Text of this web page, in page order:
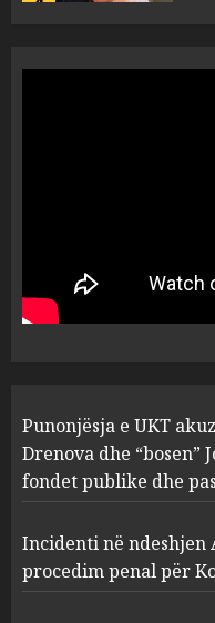
1
2
Punonjësja e UKT
Drenova dhe “bosen”
fondet publike dhe
Incidenti në ndeshjen
procedim penal për